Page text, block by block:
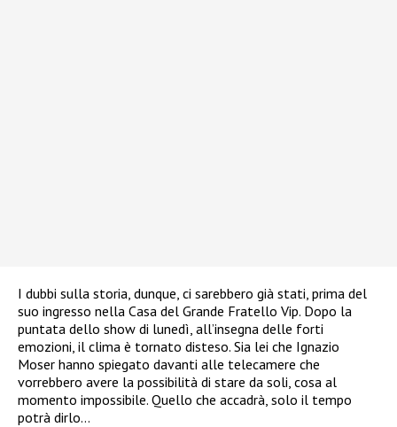
I dubbi sulla storia, dunque, ci sarebbero già stati, prima del
suo ingresso nella Casa del Grande Fratello Vip. Dopo la
puntata dello show di lunedì, all’insegna delle forti
emozioni, il clima è tornato disteso. Sia lei che Ignazio
Moser hanno spiegato davanti alle telecamere che
vorrebbero avere la possibilità di stare da soli, cosa al
momento impossibile. Quello che accadrà, solo il tempo
potrà dirlo…